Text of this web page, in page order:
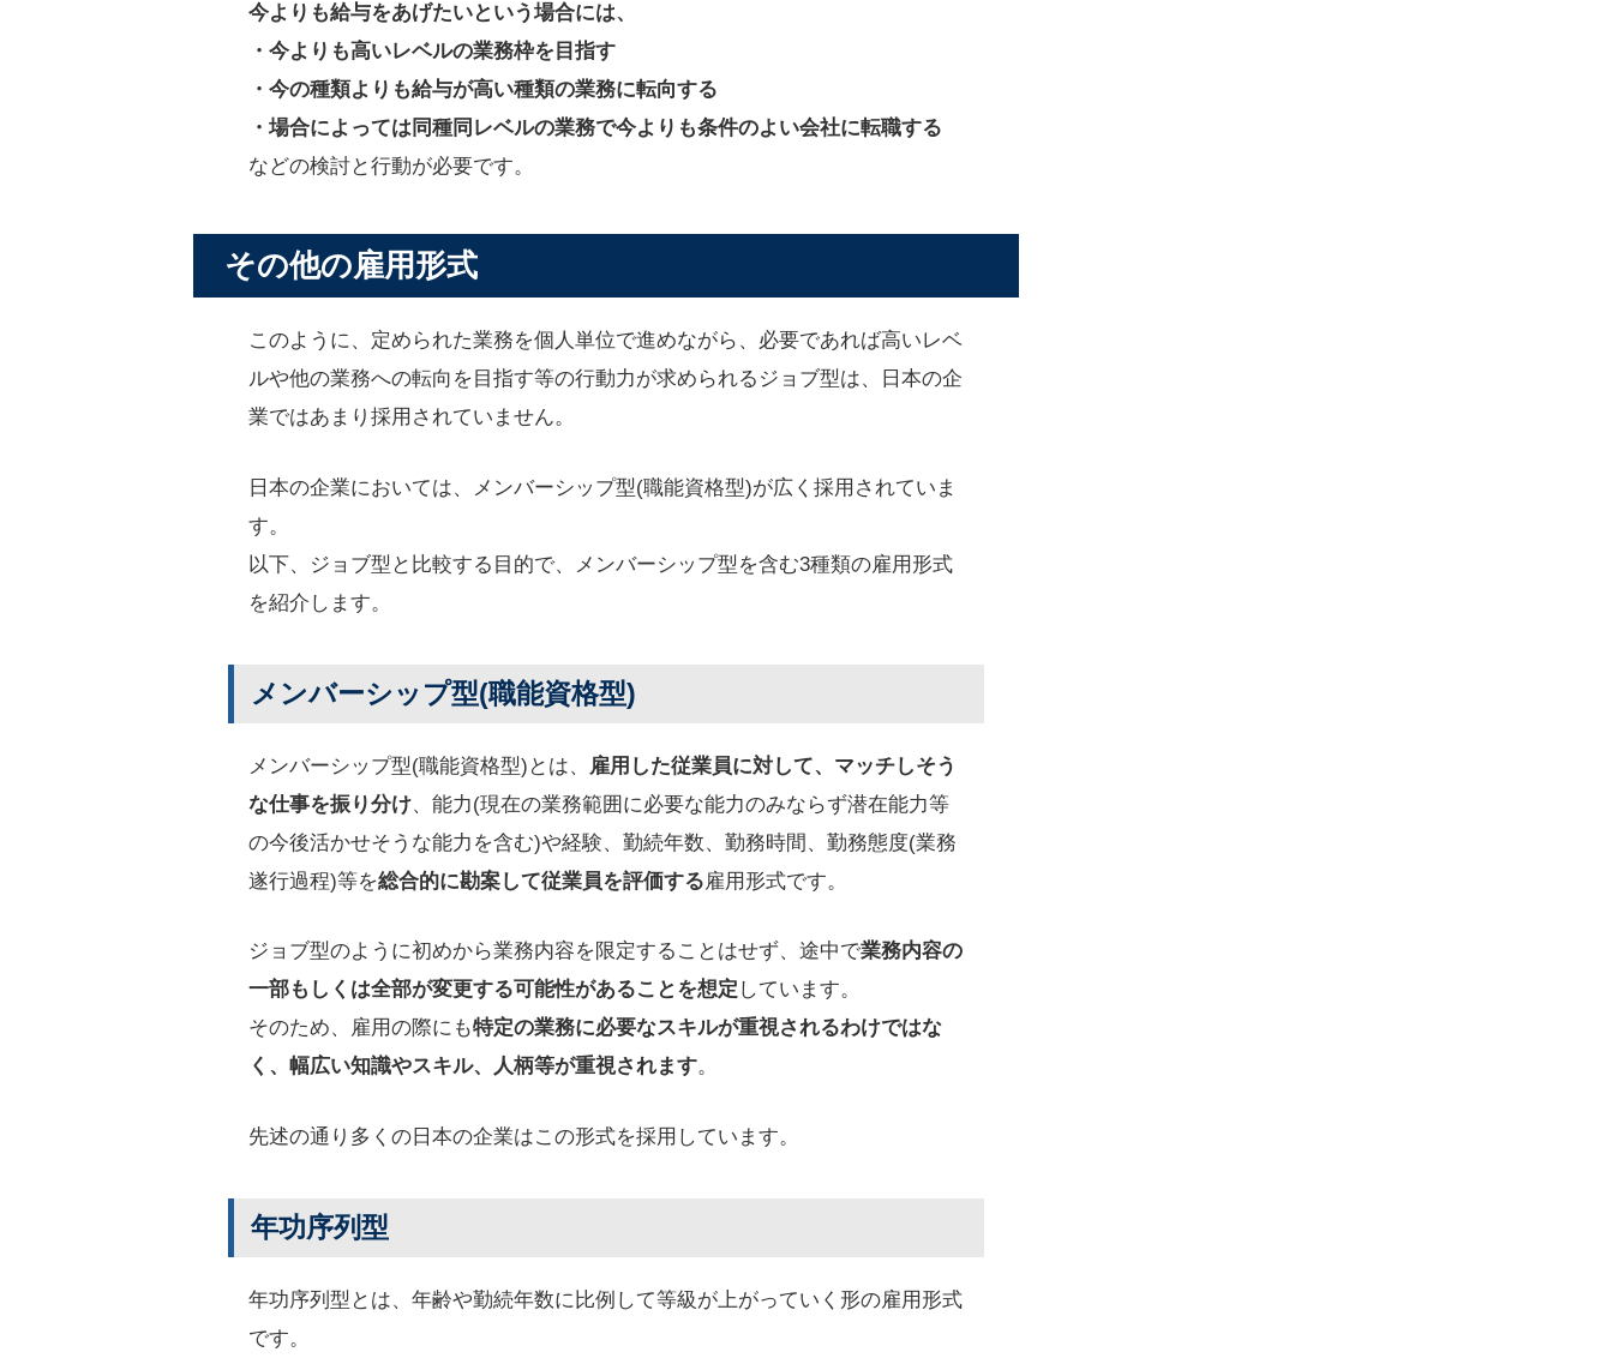
今よりも給与をあげたいという場合には、
・今よりも高いレベルの業務枠を目指す
・今の種類よりも給与が高い種類の業務に転向する
・場合によっては同種同レベルの業務で今よりも条件のよい会社に転職する
などの検討と行動が必要です。
その他の雇用形式
このように、定められた業務を個人単位で進めながら、必要であれば高いレベ
ルや他の業務への転向を目指す等の行動力が求められるジョブ型は、日本の企
業ではあまり採用されていません。
日本の企業においては、メンバーシップ型(職能資格型)が広く採用されていま
す。
以下、ジョブ型と比較する目的で、メンバーシップ型を含む3種類の雇用形式
を紹介します。
メンバーシップ型(職能資格型)
メンバーシップ型(職能資格型)とは、 雇用した従業員に対して、マッチしそう
な仕事を振り分け、能力(現在の業務範囲に必要な能力のみならず潜在能力等
の今後活かせそうな能力を含む)や経験、勤続年数、勤務時間、勤務態度(業務
遂行過程)等を総合的に勘案して従業員を評価する雇用形式です。
ジョブ型のように初めから業務内容を限定することはせず、途中で業務内容の
一部もしくは全部が変更する可能性があることを想定 しています。
そのため、雇用の際にも特定の業務に必要なスキルが重視されるわけではな
く、幅広い知識やスキル、人柄等が重視されます。
先述の通り多くの日本の企業はこの形式を採用しています。
年功序列型
年功序列型とは、年齢や勤続年数に比例して等級が上がっていく形の雇用形式
です。